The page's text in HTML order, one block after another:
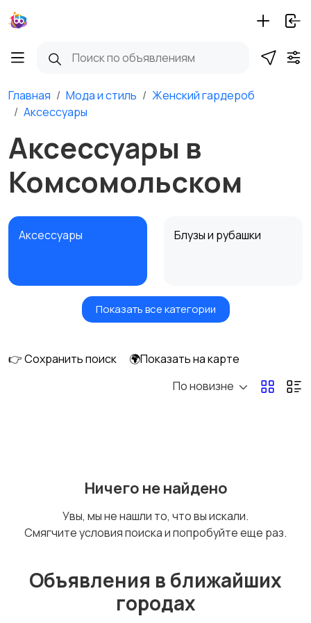
Главная Мода и стиль
Женский гардероб
Аксессуары
Аксессуары в
Комсомольском
Аксессуары Блузы и рубашки
Будущим мамам Верхняя одежда
Домашняя одежда
Показать все категории
👉 Сохранить поиск
🌍Показать на карте
По новизне
Ничего не найдено
Увы, мы не нашли то, что вы искали.
Смягчите условия поиска и попробуйте еще раз.
Объявления в ближайших
городах